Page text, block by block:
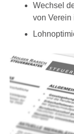
Wechsel
von Verein